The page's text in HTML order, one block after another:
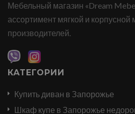
Мебельный магазин «Dream
ассортимент мягкой и
производителей.
КАТЕГОРИИ
Купить диван в Запорожье
Шкаф купе в Запорожье